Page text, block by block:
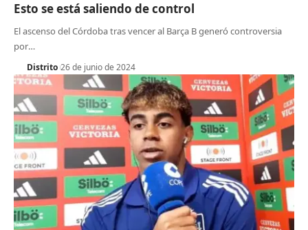
Esto se está saliendo de control
El ascenso del Córdoba tras vencer al Barça B generó controversia
por…
Distrito 26 de junio de 2024